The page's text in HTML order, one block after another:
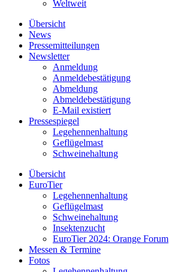
Weltweit
Übersicht
News
Pressemitteilungen
Newsletter
Anmeldung
Anmeldebestätigung
Abmeldung
Abmeldebestätigung
E-Mail existiert
Pressespiegel
Legehennenhaltung
Geflügelmast
Schweinehaltung
Übersicht
EuroTier
Legehennenhaltung
Geflügelmast
Schweinehaltung
Insektenzucht
EuroTier 2024: Orange Forum
Messen & Termine
Fotos